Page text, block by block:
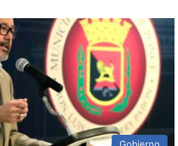
Gobierno